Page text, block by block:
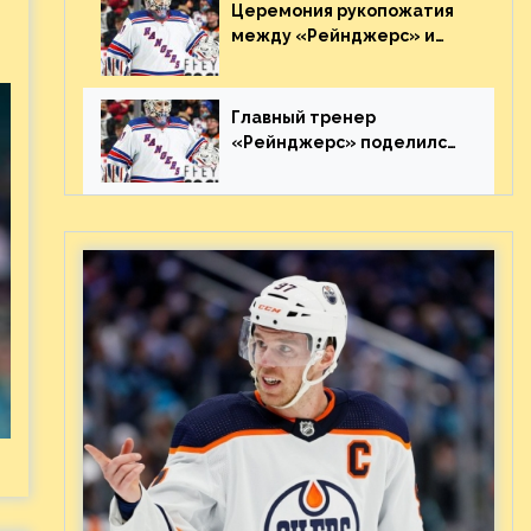
Церемония рукопожатия
между «Рейнджерс» и
матча плей-офф. Видео
Главный тренер
«Рейнджерс» поделился
предстоящего финала